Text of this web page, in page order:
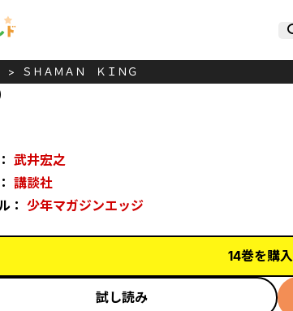
ＳＨＡＭＡＮ ＫＩＮＧ
武井宏之
講談社
： 少年マガジンエッジ
14巻を購
試し読み